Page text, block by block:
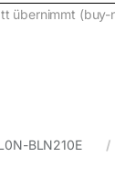
übernimmt
BLN210E